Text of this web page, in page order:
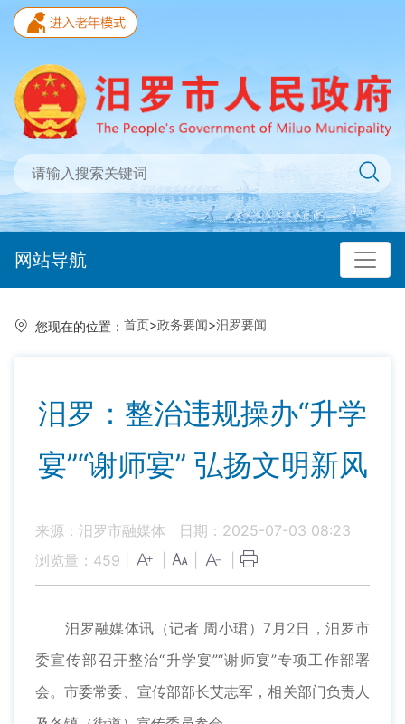
网站导航
您现在的位置： 首页>政务要闻>汨罗要闻
汨罗：整治违规操办“升学
宴”“谢师宴” 弘扬文明新风
来源：汨罗市融媒体
日期：2025-07-03 08:23
浏览量： 459
​汨罗融媒体讯（记者 周小珺）7月2日，汨罗市
委宣传部召开整治“升学宴”“谢师宴”专项工作部署
会。市委常委、宣传部部长艾志军，相关部门负责人